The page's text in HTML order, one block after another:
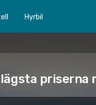
Hyrbil
priserna